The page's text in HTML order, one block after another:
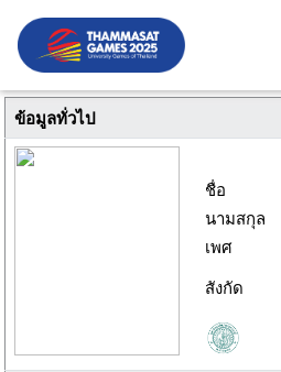
ข้อมูลทั่วไป
ชื่อ
นามสกุล
เพศ
สังกัด